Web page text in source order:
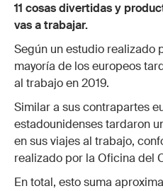
11 cosas divertidas y
vas a trabajar.
Según un estudio realizado
mayoría de los europeos
al trabajo en 2019.
Similar a sus contrapartes
estadounidenses tardaron
en sus viajes al trabajo,
realizado por la Oficina del
En total, esto suma